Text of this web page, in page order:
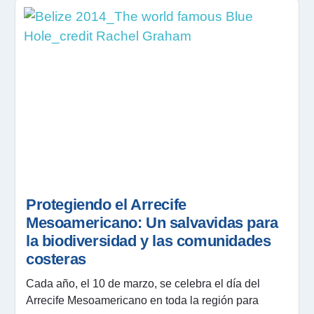
Protegiendo el Arrecife
Mesoamericano: Un salvavidas para
la biodiversidad y las comunidades
costeras
Cada año, el 10 de marzo, se celebra el día del
Arrecife Mesoamericano en toda la región para